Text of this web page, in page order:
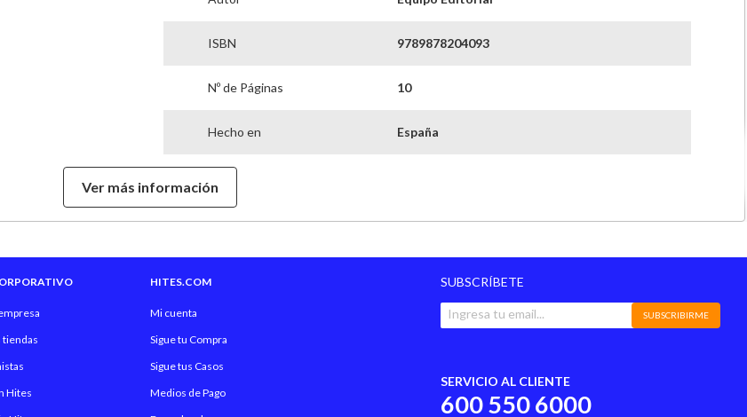
ISBN 9789878204093
Nº de Páginas 10
Hecho en España
Género Literario Literatura_infantil
Ver más información
Hites
HITES.COM
Mi cuenta
Sigue tu Compra
Sigue tus Casos
Medios de Pago
SUBSCRÍBETE
SUBSCRIBIRME
SERVICIO AL CLIENTE
600 550 6000